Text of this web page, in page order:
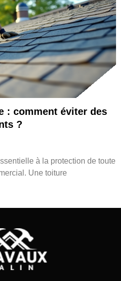
: comment éviter des
?
à la protection de toute
Une toiture